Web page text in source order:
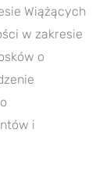
Wiążących
w zakresie
o
i